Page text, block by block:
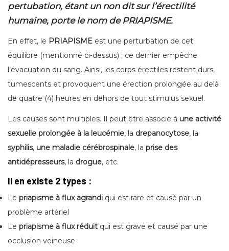
pertubation, étant un non dit sur l’érectilité
humaine, porte le nom de PRIAPISME.
En effet, le PRIAPISME est une perturbation de cet
équilibre (mentionné ci-dessus) ; ce dernier empêche
l’évacuation du sang. Ainsi, les corps érectiles restent durs,
tumescents et provoquent une érection prolongée au delà
de quatre (4) heures en dehors de tout stimulus sexuel.
Les causes sont multiples. Il peut être associé à une activité
sexuelle prolongée à la leucémie, la drepanocytose, la
syphilis, une maladie cérébrospinale, la prise des
antidépresseurs, la drogue, etc.
Il en existe 2 types :
Le priapisme à flux agrandi qui est rare et causé par un
problème artériel
Le priapisme à flux réduit qui est grave et causé par une
occlusion veineuse